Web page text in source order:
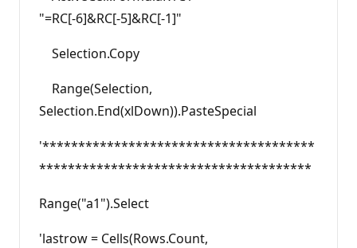
"=RC[-6]&RC[-5]&RC[-1]"
Selection.Copy
Range(Selection,
Selection.End(xlDown)).PasteSpecial
'**************************************
**************************************
Range("a1").Select
'lastrow = Cells(Rows.Count,